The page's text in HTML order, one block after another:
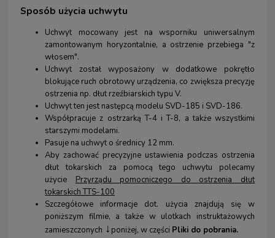
Sposób użycia uchwytu
Uchwyt mocowany jest na wsporniku uniwersalnym
zamontowanym horyzontalnie, a ostrzenie przebiega "z
włosem".
Uchwyt został wyposażony w dodatkowe pokrętło
blokujące ruch obrotowy urządzenia, co zwiększa precyzję
ostrzenia np. dłut rzeźbiarskich typu V.
Uchwyt ten jest następcą modelu SVD-185 i SVD-186.
Współpracuje z ostrzarką T-4 i T-8, a także wszystkimi
starszymi modelami.
Pasuje na uchwyt o średnicy 12 mm.
Aby zachować precyzyjne ustawienia podczas ostrzenia
dłut tokarskich za pomocą tego uchwytu polecamy
użycie Przyrządu pomocniczego do ostrzenia dłut
tokarskich TTS-100
Szczegółowe informacje dot. użycia znajdują się w
poniższym filmie, a także w ulotkach instruktażowych
zamieszczonych ↓ poniżej, w części Pliki do pobrania.